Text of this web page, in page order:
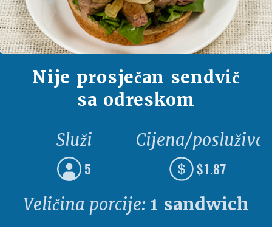
Nije prosječan sendvič
sa odreskom
Služi
5
Cijena/
$1.87
Veličina porcije: 1 sandwich